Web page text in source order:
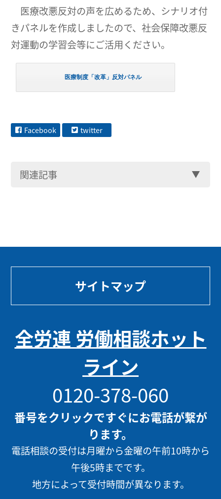
医療改悪反対の声を広めるため、シナリオ付
きパネルを作成しましたので、社会保障改悪反
対運動の学習会等にご活用ください。
医療制度「改革」反対パネル
Facebook twitter
関連記事
サイトマップ
全労連 労働相談ホット
ライン
0120-378-060
番号をクリックですぐにお電話が繋が
ります。
電話相談の受付は月曜から金曜の午前10時から
午後5時までです。
地方によって受付時間が異なります。